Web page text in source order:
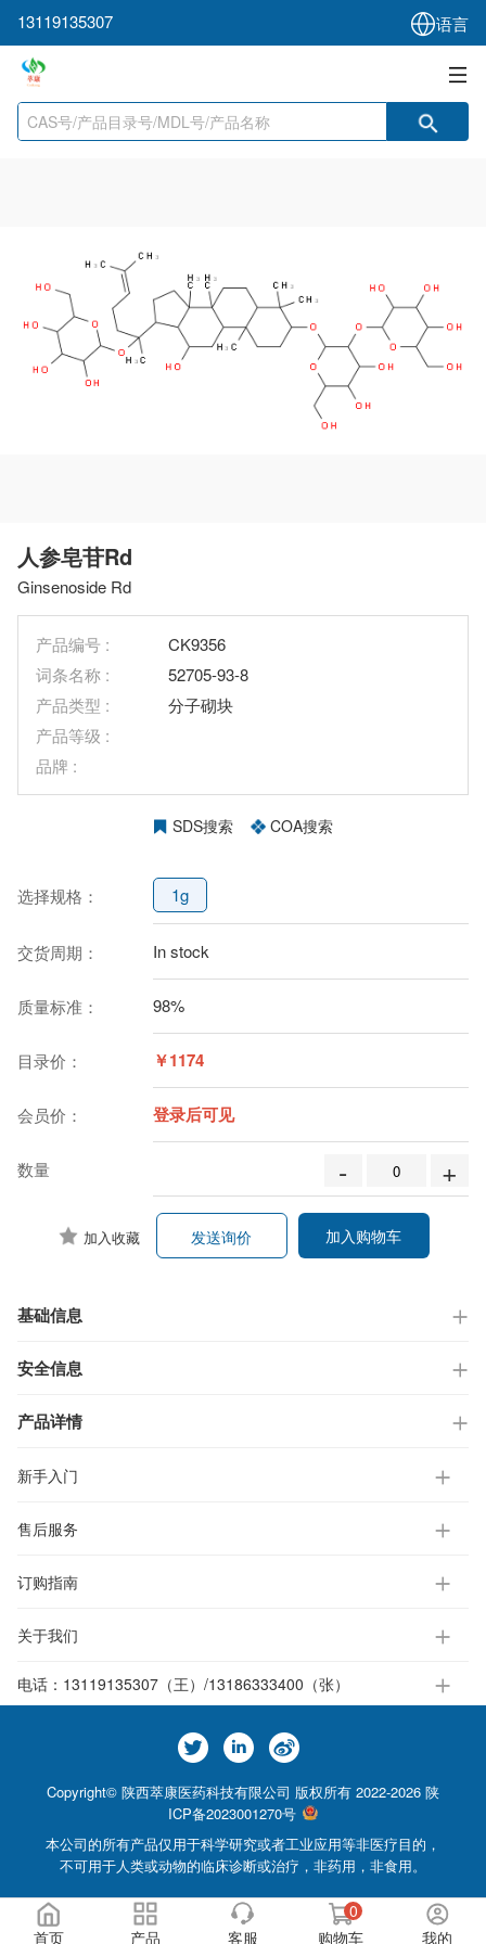
13119135307 语言
人参皂苷Rd
Ginsenoside Rd
产品编号 :
CK9356
词条名称 :
52705-93-8
产品类型 :
分子砌块
产品等级 :
品牌 :
SDS搜索 COA搜索
选择规格： 1g
交货周期： In stock
质量标准： 98%
目录价： ￥1174
会员价： 登录后可见
数量 - +
加入收藏 加入购物车
发送询价
基础信息
安全信息
产品详情
新手入门
售后服务
订购指南
关于我们
电话： 13119135307（王）/13186333400（张）
Copyright© 陕西萃康医药科技有限公司 版权所有 2022-2026 陕
ICP备2023001270号
本公司的所有产品仅用于科学研究或者工业应用等非医疗目的，
不可用于人类或动物的临床诊断或治疗，非药用，非食用。
首页 产品 客服
0
购物车
我的